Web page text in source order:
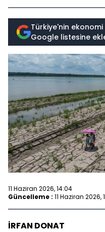
Türkiye'nin
Google listesine
11 Haziran 2026, 14:04
Güncelleme : 11 Haziran 2026,
İRFAN DONAT